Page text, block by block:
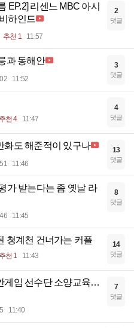
EP.2] 리센느 MBC 아시
하인드
추천 1 11:57
2
댓글
과 동해안
11:52
3
댓글
추천 4 11:47
4
댓글
화도 해준적이 있구나
11:46
13
댓글
가 받는다는 좀 옛날 라
11:45
8
댓글
청계천 건너가는 커플
추천 1 11:43
14
댓글
게임 선수단 소양교육…
11:40
7
댓글